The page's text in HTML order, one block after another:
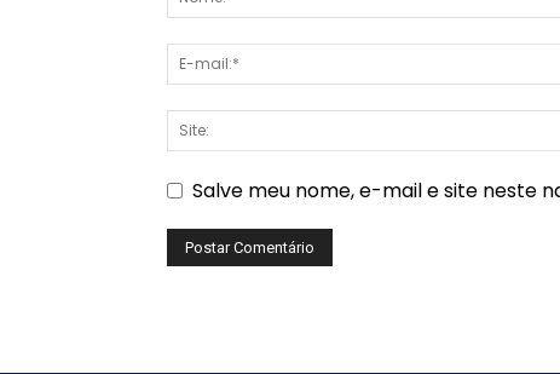
Salve meu nome, e-mail e site neste